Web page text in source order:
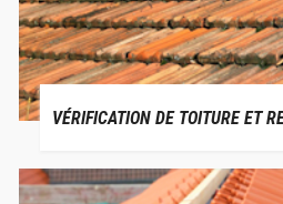
VÉRIFICATION DE TOITURE ET